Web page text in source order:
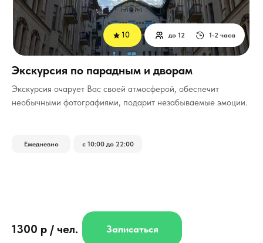
Экскурсия очарует Вас своей атмосферой, обеспечит
необычными фотографиями, подарит незабываемые эмоции.
Ежедневно с 10:00 до 22:00
1300 р / чел. Записаться
Экскурсия по парадным и дворам
10 1-2 часа
до 12